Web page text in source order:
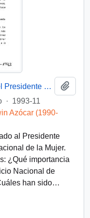
Cuestionario presentado a S.E. el Presidente de la República por el Servicio Nacional de la Mujer.
· 1993-11
Azócar (1990-
al Presidente
de la Mujer.
¿Qué importancia
Nacional de
han sido…